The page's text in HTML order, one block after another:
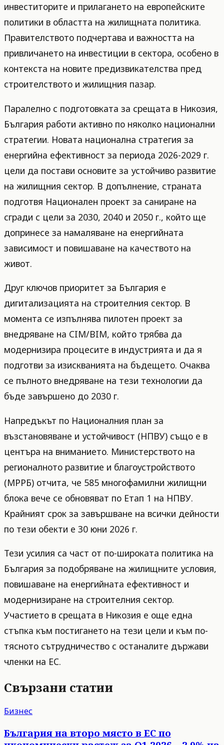
инвеститорите и прилагането на европейските
политики в областта на жилищната политика.
Правителството подчертава и важността на
привличането на инвестиции в сектора, особено в
контекста на новите предизвикателства пред
строителството и жилищния пазар.
Паралелно с подготовката за срещата в Никозия,
България работи активно по няколко национални
стратегии. Новата национална стратегия за
енергийна ефективност за периода 2026-2029 г.
цели да постави основите за устойчиво развитие
на жилищния сектор. В допълнение, страната
подготвя Национален проект за саниране на
сгради с цели за 2030, 2040 и 2050 г., който ще
допринесе за намаляване на енергийната
зависимост и повишаване на качеството на
живот.
Друг ключов приоритет за България е
дигитализацията на строителния сектор. В
момента се изпълнява пилотен проект за
внедряване на CIM/BIM, който трябва да
модернизира процесите в индустрията и да я
подготви за изискванията на бъдещето. Очаква
се пълното внедряване на тези технологии да
бъде завършено до 2030 г.
Напредъкът по Националния план за
възстановяване и устойчивост (НПВУ) също е в
центъра на вниманието. Министерството на
регионалното развитие и благоустройството
(МРРБ) отчита, че 585 многофамилни жилищни
блока вече се обновяват по Етап 1 на НПВУ.
Крайният срок за завършване на всички дейности
по тези обекти е 30 юни 2026 г.
Тези усилия са част от по-широката политика на
България за подобряване на жилищните условия,
повишаване на енергийната ефективност и
модернизиране на строителния сектор.
Участието в срещата в Никозия е още една
стъпка към постигането на тези цели и към по-
тясното сътрудничество с останалите държави
членки на ЕС.
Свързани статии
Бизнес
България на второ място в ЕС по